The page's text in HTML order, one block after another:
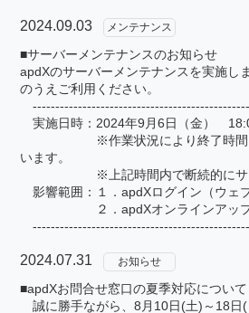
2024.09.03 メンテナンス
■サーバーメンテナンスのお知らせ
apdXのサーバーメンテナンスを実施し
のうえご利用ください。
実施日時：2024年9月6日（金）
※作業状況により終了時
います。
※上記時間内で断続的にサ
影響範囲：１．apdXログイン（ウェ
２．apdXオンラインアッ
2024.07.31 お知らせ
■apdXお問合せ窓口の夏季対応について
誠に勝手ながら、8月10日(土)～18日